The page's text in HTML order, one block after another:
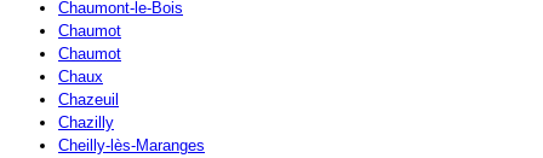
Chaumont-le-Bois
Chaumot
Chaumot
Chaux
Chazeuil
Chazilly
Cheilly-lès-Maranges